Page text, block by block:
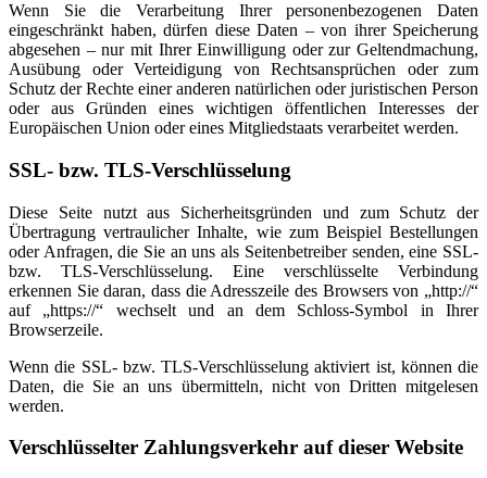
Wenn Sie die Verarbeitung Ihrer personenbezogenen Daten
eingeschränkt haben, dürfen diese Daten – von ihrer Speicherung
abgesehen – nur mit Ihrer Einwilligung oder zur Geltendmachung,
Ausübung oder Verteidigung von Rechtsansprüchen oder zum
Schutz der Rechte einer anderen natürlichen oder juristischen Person
oder aus Gründen eines wichtigen öffentlichen Interesses der
Europäischen Union oder eines Mitgliedstaats verarbeitet werden.
SSL- bzw. TLS-Verschlüsselung
Diese Seite nutzt aus Sicherheitsgründen und zum Schutz der
Übertragung vertraulicher Inhalte, wie zum Beispiel Bestellungen
oder Anfragen, die Sie an uns als Seitenbetreiber senden, eine SSL-
bzw. TLS-Verschlüsselung. Eine verschlüsselte Verbindung
erkennen Sie daran, dass die Adresszeile des Browsers von „http://“
auf „https://“ wechselt und an dem Schloss-Symbol in Ihrer
Browserzeile.
Wenn die SSL- bzw. TLS-Verschlüsselung aktiviert ist, können die
Daten, die Sie an uns übermitteln, nicht von Dritten mitgelesen
werden.
Verschlüsselter Zahlungsverkehr auf dieser Website